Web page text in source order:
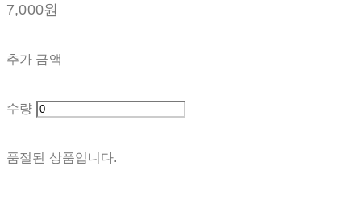
7,000원
추가 금액
수량
품절된 상품입니다.